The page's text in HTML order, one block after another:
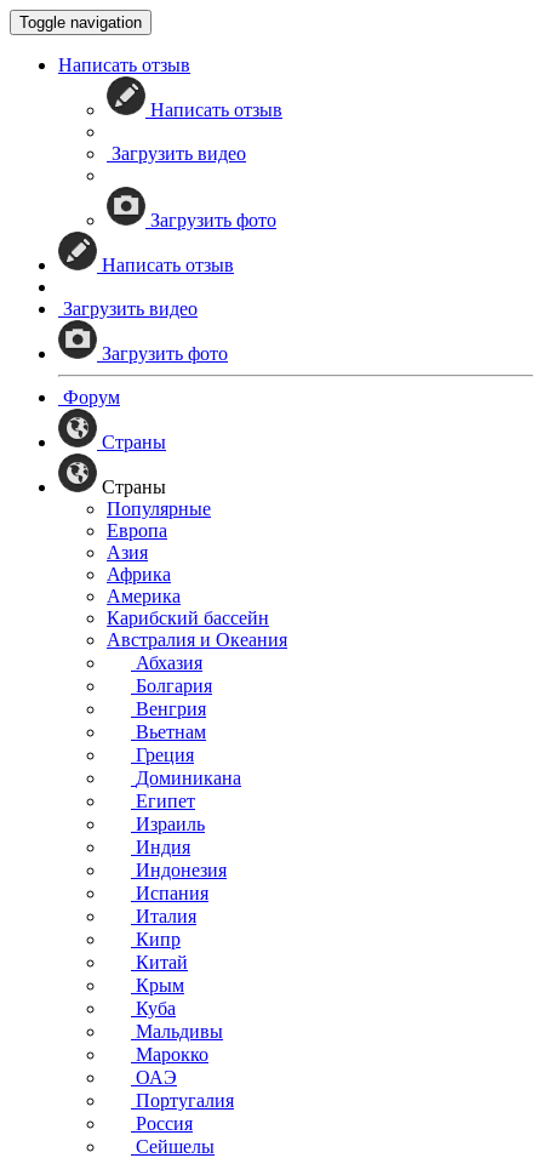
Toggle navigation
Написать отзыв
Написать отзыв
Загрузить видео
Загрузить фото
Написать отзыв
Загрузить видео
Загрузить фото
Форум
Страны
Страны
Популярные
Европа
Азия
Африка
Америка
Карибский бассейн
Австралия и Океания
Абхазия
Болгария
Венгрия
Вьетнам
Греция
Доминикана
Египет
Израиль
Индия
Индонезия
Испания
Италия
Кипр
Китай
Крым
Куба
Мальдивы
Марокко
ОАЭ
Португалия
Россия
Сейшелы